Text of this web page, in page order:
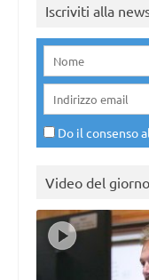
Iscriviti alla
Do il consenso
Video del giorno